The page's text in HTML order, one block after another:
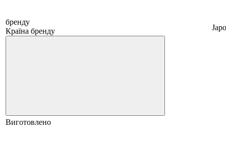
бренду
Країна бренду
Виготовлено